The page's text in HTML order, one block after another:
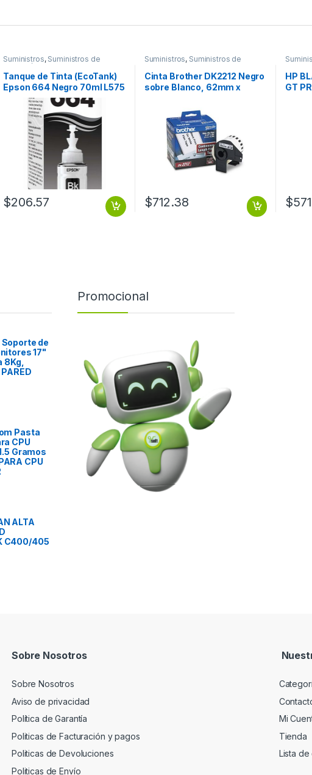
Suministros, Suministros de
Impresión
Tanque de Tinta (EcoTank)
Epson 664 Negro 70ml L575
L495 L1300
$206.57
Suministros, Suministros de
Cinta Brother DK2212 Negro
sobre Blanco, 62mm x
62MM X 15.2M
$712.38
HP
GT
$
de
17"
8Kg,
Pasta
CPU
Gramos
CPU
ALTA
C400/405
Promocional
Sobre Nosotros
Sobre Nosotros
Aviso de privacidad
Política de Garantía
Politicas de Facturación y pagos
Politicas de Devoluciones
Politicas de Envío
Mi
Tienda
Lista